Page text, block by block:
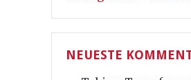
NEUESTE